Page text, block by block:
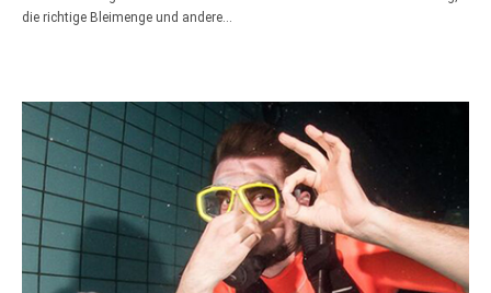
die richtige Bleimenge und andere…